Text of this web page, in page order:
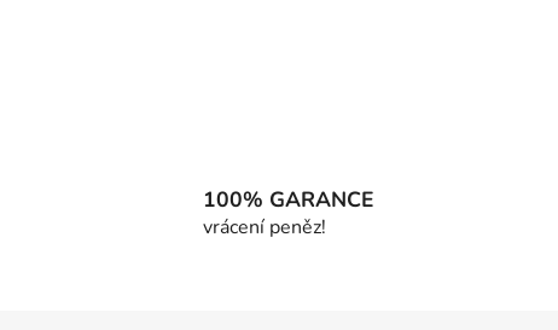
100% GARANCE
vrácení peněz!